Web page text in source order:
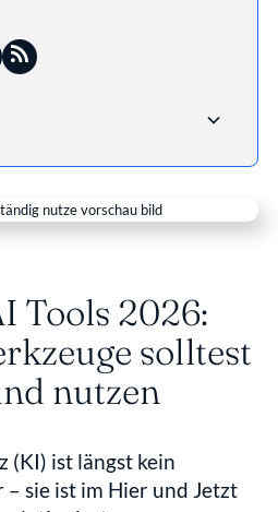
Tools 2026:
solltest
nutzen
(KI) ist längst kein
sie ist im Hier und Jetzt